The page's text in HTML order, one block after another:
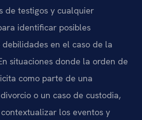
de testigos y cualquier
identificar posibles
debilidades en el caso de la
situaciones donde la orden de
como parte de una
o un caso de custodia,
los eventos y